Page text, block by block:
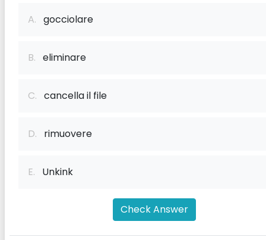
A. gocciolare
B. eliminare
C. cancella il file
D. rimuovere
E. Unkink
Check Answer